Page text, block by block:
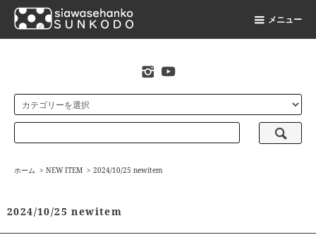
メニュー
ホーム > NEW ITEM > 2024/10/25 newitem
2024/10/25 newitem